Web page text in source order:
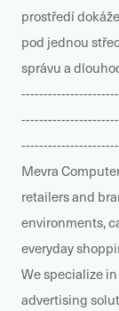
prostředí
pod jednou
správu a
Mevra
retailers and
environments,
everyday
We specialize
advertising